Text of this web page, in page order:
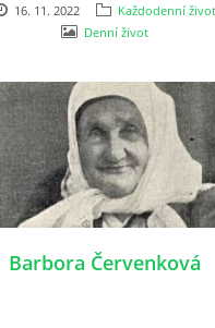
16. 11. 2022
Každodenní život
Denní život
Barbora Červenková